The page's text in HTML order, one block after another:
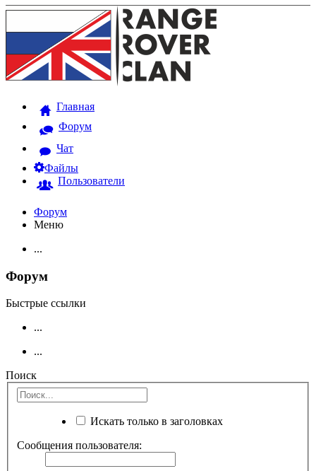
Главная
Форум
Чат
Файлы
Пользователи
Форум
Меню
...
Форум
Быстрые ссылки
...
...
Поиск
Искать только в заголовках
Сообщения пользователя: